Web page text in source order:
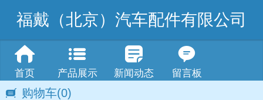
福戴（北京）汽车配件有限公司
首页 产品展示 新闻动态 留言板
购物车(0)